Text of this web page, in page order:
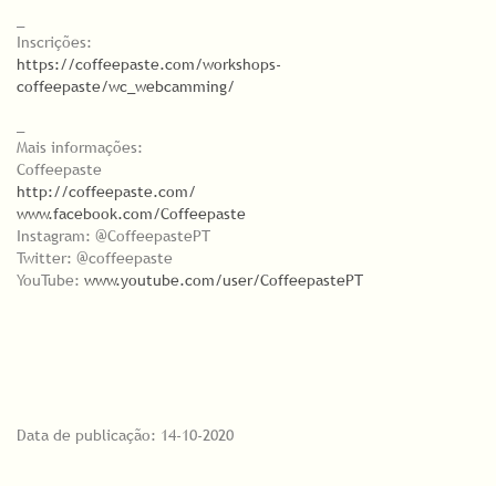
Inscrições:
https://coffeepaste.com/workshops-
coffeepaste/wc_webcamming/
Mais informações:
Coffeepaste
http://coffeepaste.com/
www.facebook.com/Coffeepaste
Instagram: @CoffeepastePT
Twitter: @coffeepaste
YouTube: www.youtube.com/user/CoffeepastePT
Data de publicação: 14-10-2020